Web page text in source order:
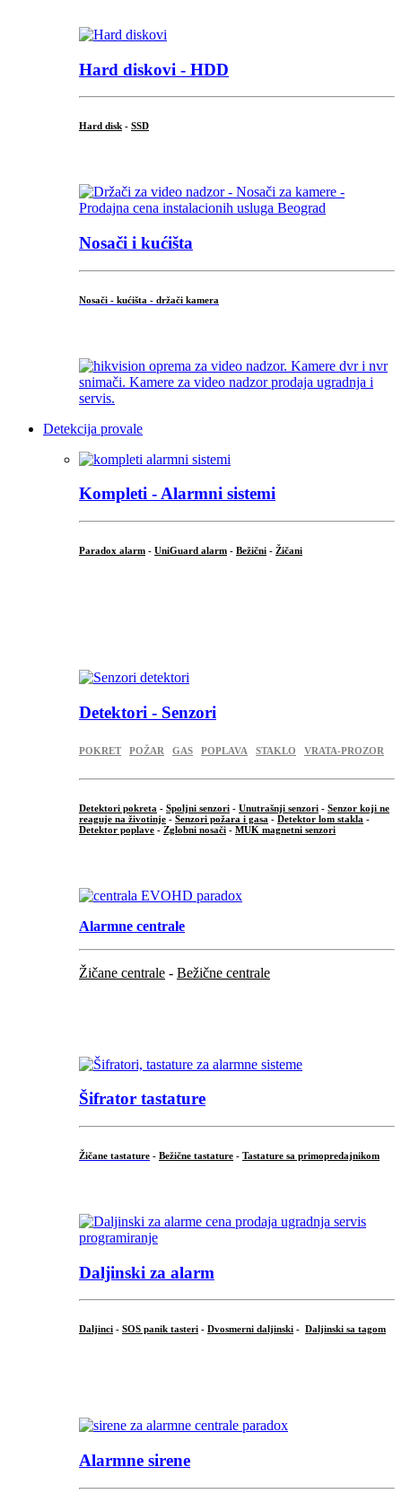
Hard diskovi - HDD
Hard disk - SSD
Nosači i kućišta
Nosači - kućišta - držači kamera
Detekcija provale
Kompleti - Alarmni sistemi
Paradox alarm - UniGuard alarm - Bežični - Žičani
Detektori - Senzori
POKRET POŽAR GAS POPLAVA STAKLO VRATA-PROZOR
Detektori pokreta - Spoljni senzori - Unutrašnji senzori - Senzor koji ne
reaguje na životinje - Senzori požara i gasa - Detektor lom stakla -
Detektor poplave - Zglobni nosači - MUK magnetni senzori
Alarmne centrale
Žičane centrale - Bežične centrale
Šifrator tastature
Žičane tastature - Bežične tastature - Tastature sa primopredajnikom
Daljinski za alarm
Daljinci - SOS panik tasteri - Dvosmerni daljinski - Daljinski sa tagom
Alarmne sirene